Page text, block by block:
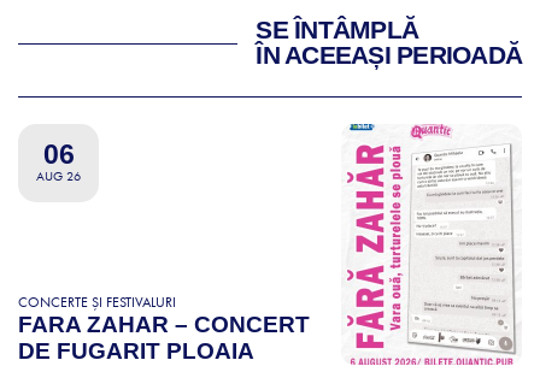
SE ÎNTÂMPLĂ
ÎN ACEEAȘI PERIOADĂ
06
AUG 26
CONCERTE ȘI FESTIVALURI
FARA ZAHAR – CONCERT
DE FUGARIT PLOAIA